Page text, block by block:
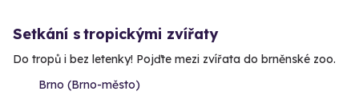
Setkání s tropickými zvířaty
Do tropů i bez letenky! Pojďte mezi zvířata do brněnské zoo.
Brno (Brno-město)